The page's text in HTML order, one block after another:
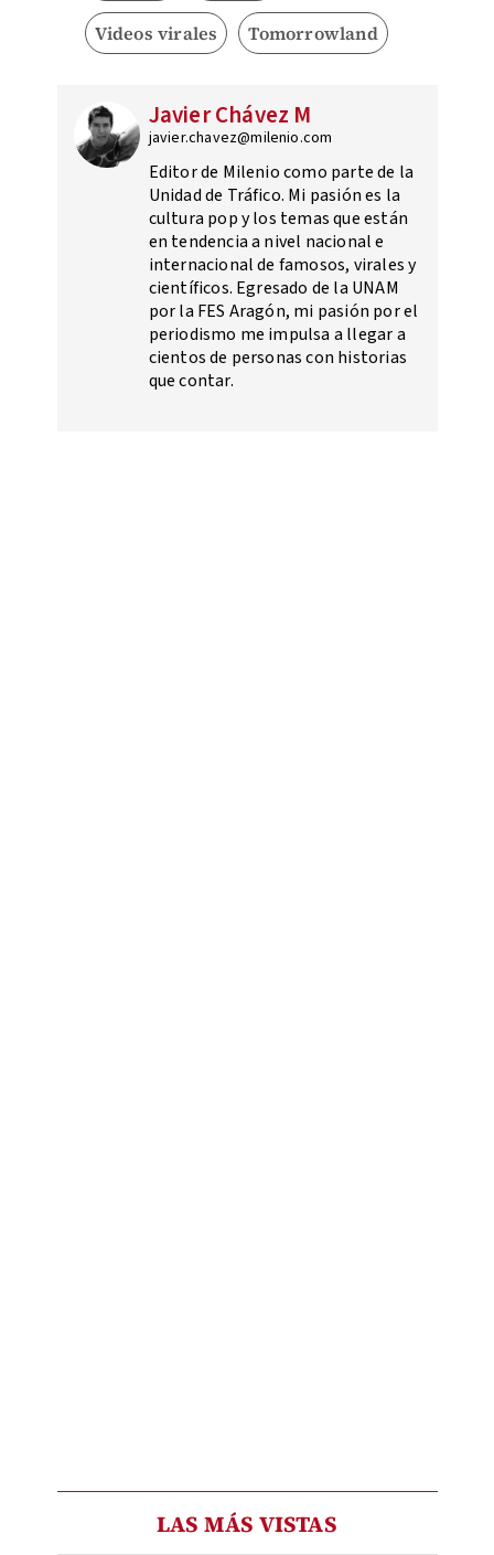
Videos virales Tomorrowland
Javier Chávez M
javier.chavez@milenio.com
Editor de Milenio como parte de la
Unidad de Tráfico. Mi pasión es la
cultura pop y los temas que están
en tendencia a nivel nacional e
internacional de famosos, virales y
científicos. Egresado de la UNAM
por la FES Aragón, mi pasión por el
periodismo me impulsa a llegar a
cientos de personas con historias
que contar.
LAS MÁS VISTAS